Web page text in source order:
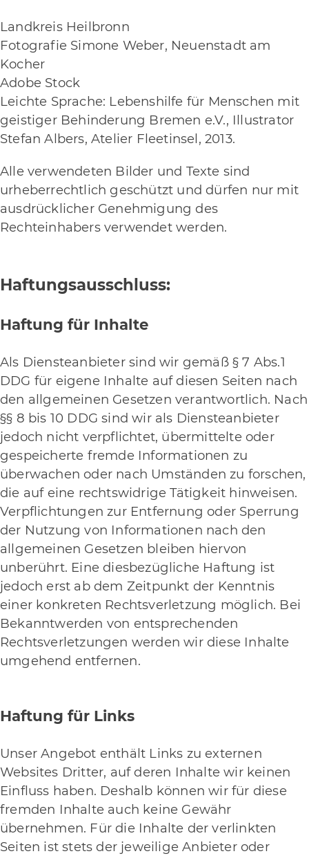
Landkreis Heilbronn
Fotografie Simone Weber, Neuenstadt am
Kocher
Adobe Stock
Leichte Sprache: Lebenshilfe für Menschen mit
geistiger Behinderung Bremen e.V., Illustrator
Stefan Albers, Atelier Fleetinsel, 2013.
Alle verwendeten Bilder und Texte sind
urheberrechtlich geschützt und dürfen nur mit
ausdrücklicher Genehmigung des
Rechteinhabers verwendet werden.
Haftungsausschluss:
Haftung für Inhalte
Als Diensteanbieter sind wir gemäß § 7 Abs.1
DDG für eigene Inhalte auf diesen Seiten nach
den allgemeinen Gesetzen verantwortlich. Nach
§§ 8 bis 10 DDG sind wir als Diensteanbieter
jedoch nicht verpflichtet, übermittelte oder
gespeicherte fremde Informationen zu
überwachen oder nach Umständen zu forschen,
die auf eine rechtswidrige Tätigkeit hinweisen.
Verpflichtungen zur Entfernung oder Sperrung
der Nutzung von Informationen nach den
allgemeinen Gesetzen bleiben hiervon
unberührt. Eine diesbezügliche Haftung ist
jedoch erst ab dem Zeitpunkt der Kenntnis
einer konkreten Rechtsverletzung möglich. Bei
Bekanntwerden von entsprechenden
Rechtsverletzungen werden wir diese Inhalte
umgehend entfernen.
Haftung für Links
Unser Angebot enthält Links zu externen
Websites Dritter, auf deren Inhalte wir keinen
Einfluss haben. Deshalb können wir für diese
fremden Inhalte auch keine Gewähr
übernehmen. Für die Inhalte der verlinkten
Seiten ist stets der jeweilige Anbieter oder